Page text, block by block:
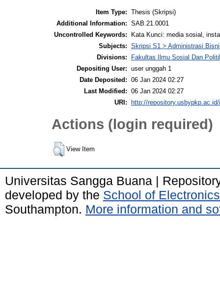
Item Type: Thesis (Skripsi)
Additional Information: SAB.21.0001
Uncontrolled Keywords:
Kata Kunci: media sosial,
Subjects: Skripsi S1 > Administrasi
Divisions:
Fakultas Ilmu Sosial Dan
Depositing User: user unggah 1
Date Deposited: 06 Jan 2024 02:27
Last Modified: 06 Jan 2024 02:27
URI:
http://
Actions (login required)
View Item
Universitas Sangga Buana |
developed by the School of
Southampton. More information and